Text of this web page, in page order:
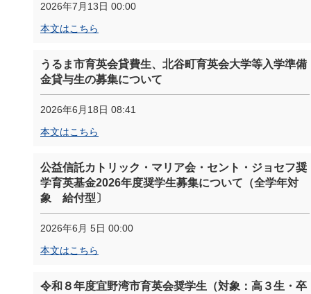
2026年7月13日 00:00
本文はこちら
うるま市育英会貸費生、北谷町育英会大学等入学準備
金貸与生の募集について
2026年6月18日 08:41
本文はこちら
公益信託カトリック・マリア会・セント・ジョセフ奨
学育英基金2026年度奨学生募集について（全学年対
象 給付型〕
2026年6月 5日 00:00
本文はこちら
令和８年度宜野湾市育英会奨学生（対象：高３生・卒